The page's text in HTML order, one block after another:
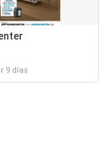
9 días